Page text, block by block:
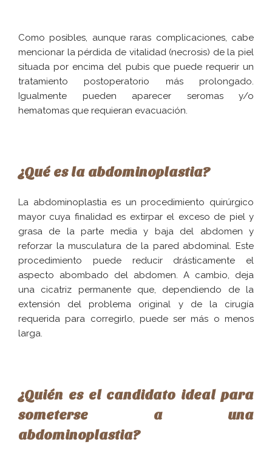
Como posibles, aunque raras complicaciones, cabe
mencionar la pérdida de vitalidad (necrosis) de la piel
situada por encima del pubis que puede requerir un
tratamiento postoperatorio más prolongado.
Igualmente pueden aparecer seromas y/o
hematomas que requieran evacuación.
¿Qué es la abdominoplastia?
La abdominoplastia es un procedimiento quirúrgico
mayor cuya finalidad es extirpar el exceso de piel y
grasa de la parte media y baja del abdomen y
reforzar la musculatura de la pared abdominal. Este
procedimiento puede reducir drásticamente el
aspecto abombado del abdomen. A cambio, deja
una cicatriz permanente que, dependiendo de la
extensión del problema original y de la cirugía
requerida para corregirlo, puede ser más o menos
larga.
¿Quién es el candidato ideal para
someterse a una
abdominoplastia?